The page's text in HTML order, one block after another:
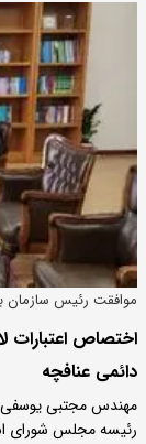
موافقت رئیس سازمان
اختصاص اعتبارات
دائمی عنافچه
مهندس مجتبی یوسفی
رئیسه مجلس شورای